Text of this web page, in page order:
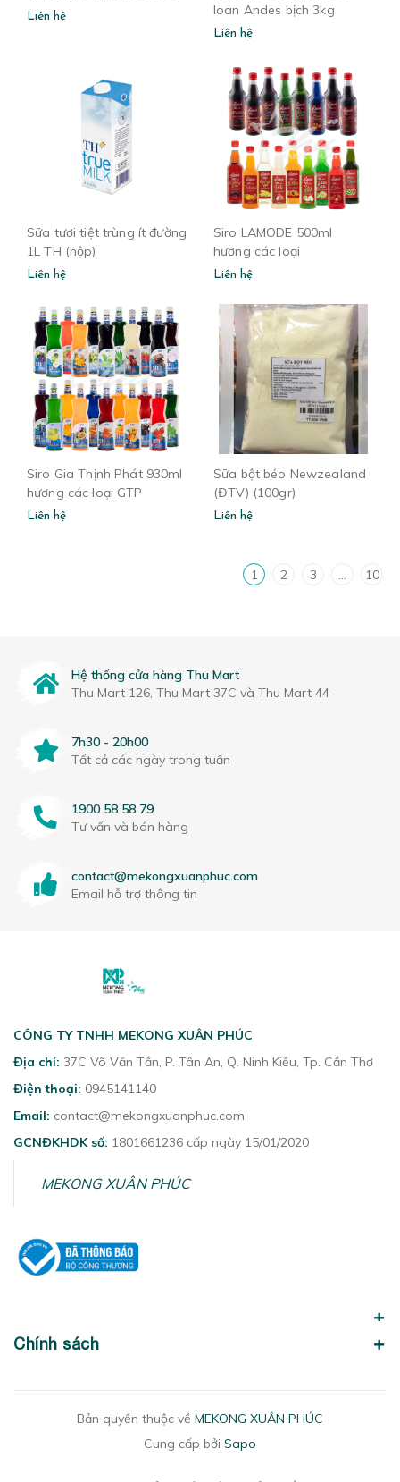
Liên hệ
loan Andes bịch 3kg
Liên hệ
Sữa tươi tiệt trùng ít đường
1L TH (hộp)
Liên hệ
Siro LAMODE 500ml
hương các loại
Liên hệ
Siro Gia Thịnh Phát 930ml
hương các loại GTP
Liên hệ
Sữa bột béo Newzealand
(ĐTV) (100gr)
Liên hệ
1 2 3 ... 10
Hệ thống cửa hàng Thu Mart
Thu Mart 126, Thu Mart 37C và Thu Mart 44
7h30 - 20h00
Tất cả các ngày trong tuần
1900 58 58 79
Tư vấn và bán hàng
contact@mekongxuanphuc.com
Email hỗ trợ thông tin
CÔNG TY TNHH MEKONG XUÂN PHÚC
Địa chỉ: 37C Võ Văn Tần, P. Tân An, Q. Ninh Kiều, Tp. Cần Thơ
Điện thoại: 0945141140
Email: contact@mekongxuanphuc.com
GCNĐKHDK số: 1801661236 cấp ngày 15/01/2020
MEKONG XUÂN PHÚC
Chính sách
Bản quyền thuộc về MEKONG XUÂN PHÚC
Cung cấp bởi Sapo